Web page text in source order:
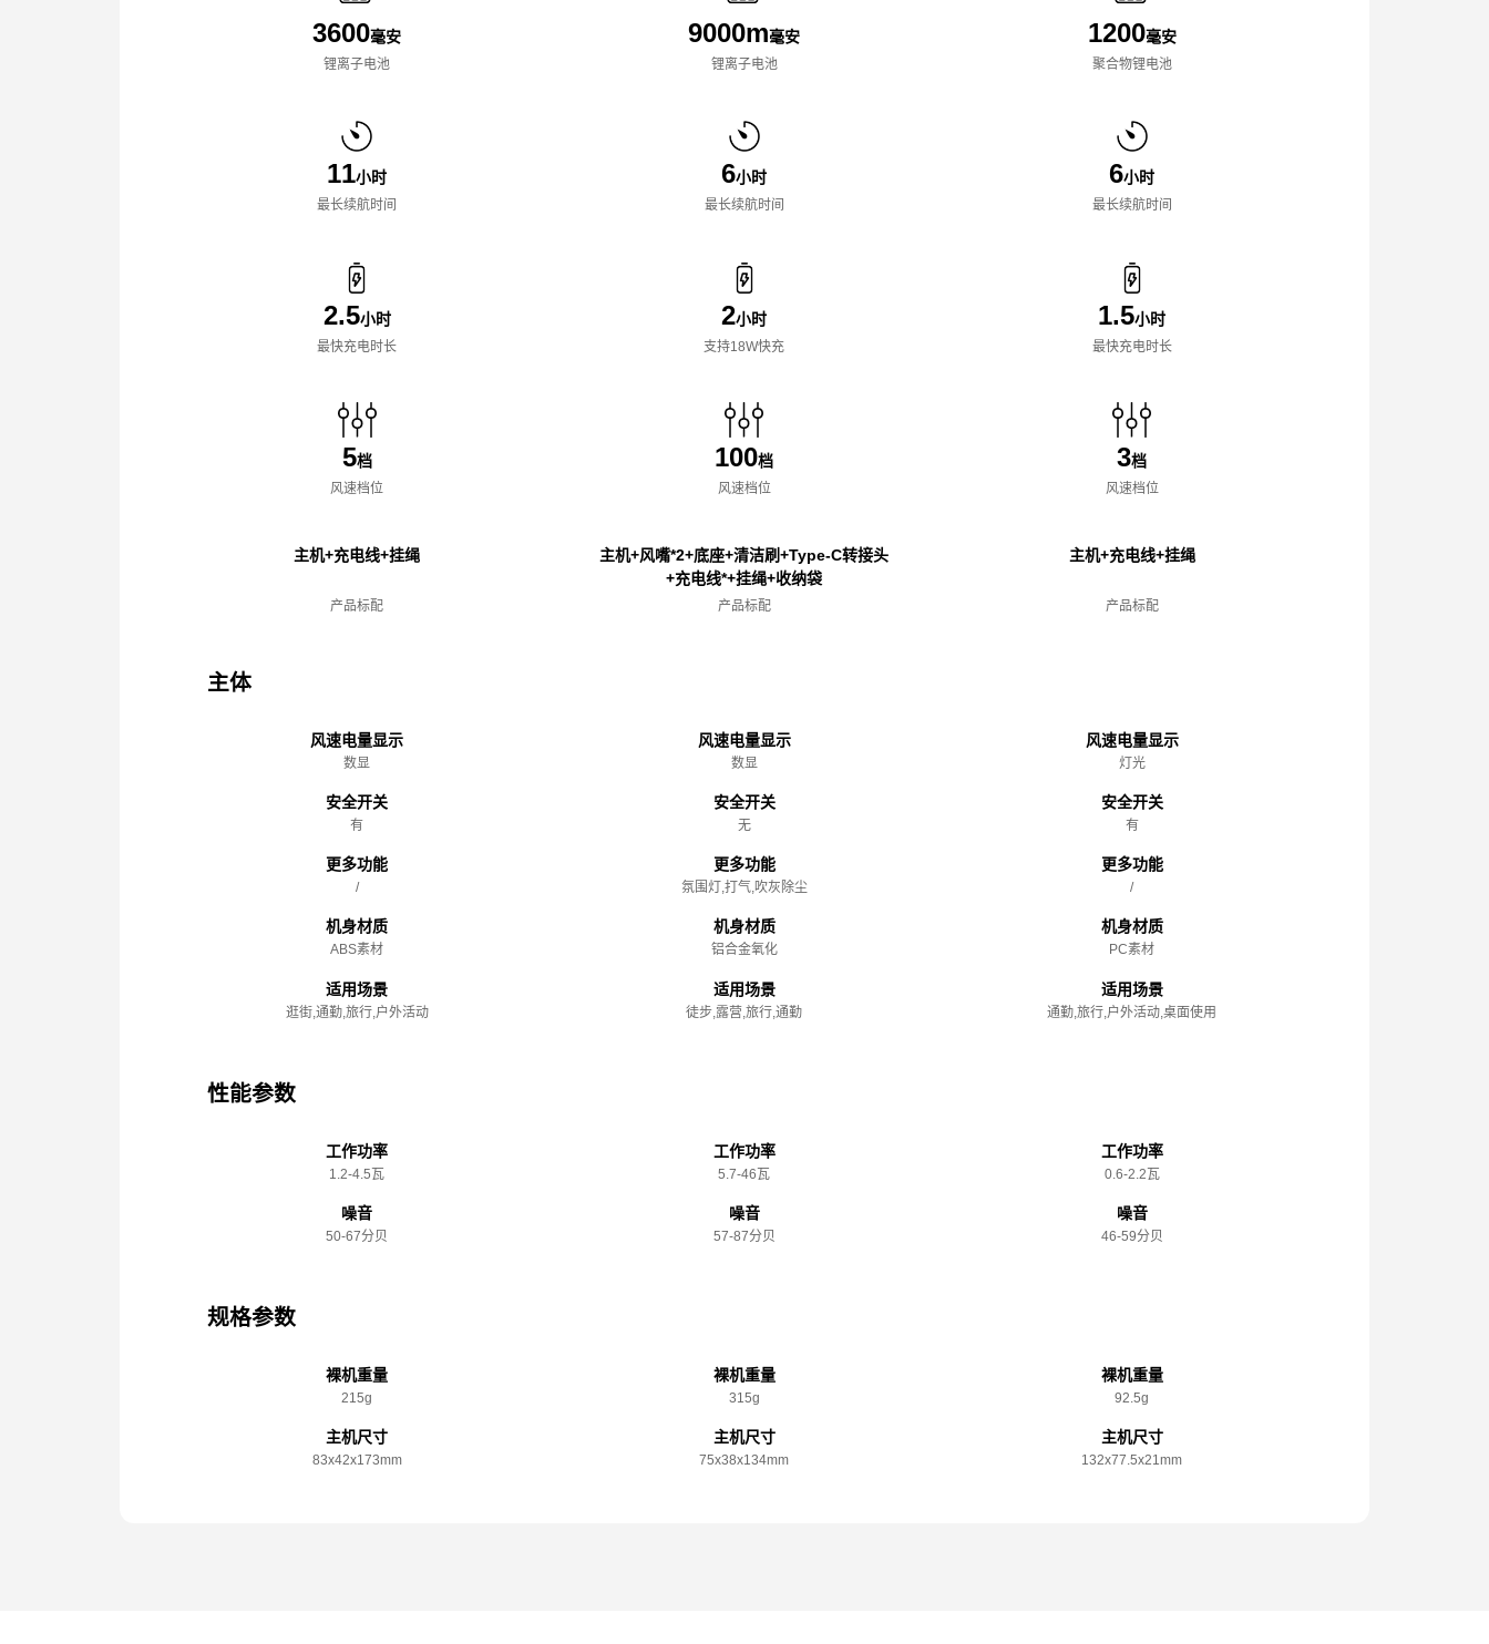
3600毫安
锂离子电池
11小时
最长续航时间
2.5小时
最快充电时长
5档
风速档位
主机+充电线+挂绳
产品标配
主体
风速电量显示
数显
安全开关
有
更多功能
/
机身材质
ABS素材
适用场景
逛街,通勤,旅行,户外活动
性能参数
工作功率
1.2-4.5瓦
噪音
50-67分贝
规格参数
裸机重量
215g
主机尺寸
83x️42x️173mm
9000m毫安
锂离子电池
6小时
最长续航时间
2小时
支持18W快充
100档
风速档位
主机+风嘴*2+底座+清洁刷+Type-C转接头
+充电线*+挂绳+收纳袋
产品标配
风速电量显示
数显
安全开关
无
更多功能
氛围灯,打气,吹灰除尘
机身材质
铝合金氧化
适用场景
徒步,露营,旅行,通勤
工作功率
5.7-46瓦
噪音
57-87分贝
裸机重量
315g
主机尺寸
75x️38x️134mm
1200毫安
聚合物锂电池
6小时
最长续航时间
1.5小时
最快充电时长
3档
风速档位
主机+充电线+挂绳
产品标配
风速电量显示
灯光
安全开关
有
更多功能
/
机身材质
PC素材
适用场景
通勤,旅行,户外活动,桌面使用
工作功率
0.6-2.2瓦
噪音
46-59分贝
裸机重量
92.5g
主机尺寸
132x️77.5x️21mm